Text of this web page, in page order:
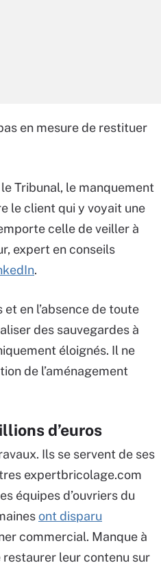
en mesure de restituer
Tribunal, le manquement
le client qui y voyait une
celle de veiller à
expert en conseils
.
en l’absence de toute
des sauvegardes à
éloignés. Il ne
de l’aménagement
d’euros
Ils se servent de ses
expertbricolage.com
équipes d’ouvriers du
ont disparu
commercial. Manque à
restaurer leur contenu sur